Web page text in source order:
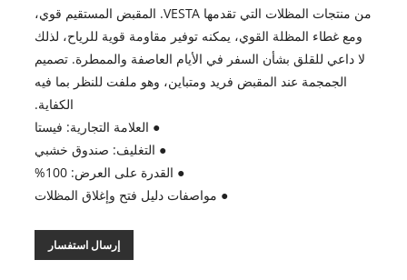
من منتجات المظلات التي تقدمها VESTA. المقبض المستقيم قوي،
ومع غطاء المظلة القوي، يمكنه توفير مقاومة قوية للرياح، لذلك
لا داعي للقلق بشأن السفر في الأيام العاصفة والممطرة. تصميم
الجمجمة عند المقبض فريد ومتباين، وهو ملفت للنظر بما فيه
الكفاية.
● العلامة التجارية: فيستا
● التغليف: صندوق خشبي
● القدرة على العرض: 100%
● مواصفات دليل فتح وإغلاق المظلات
إرسال استفسار